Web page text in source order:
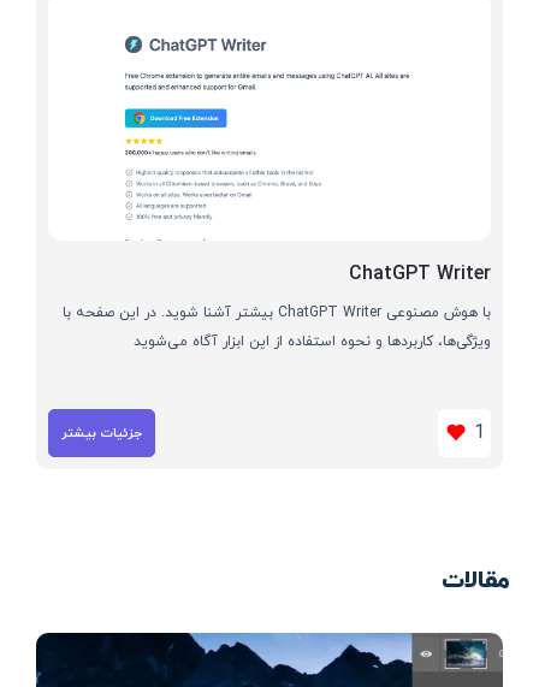
ChatGPT Writer
با هوش مصنوعی ChatGPT Writer بیشتر آشنا شوید. در این صفحه با
ویژگی‌ها، کاربردها و نحوه استفاده از این ابزار آگاه می‌شوید
1 جزئیات بیشتر
مقالات